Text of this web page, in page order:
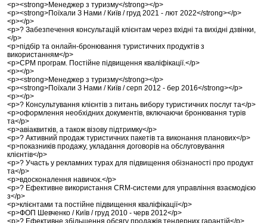
<p><strong>Менеджер з туризму</strong></p>
<p><strong>Поїхали З Нами / Київ / груд 2021 - лют 2022</strong></p>
<p></p>
<p>? Забезпечення консультацій клієнтам через вхідні та вихідні дзвінки,
</p>
<p>підбір та онлайн-бронювання туристичних продуктів з
використанням</p>
<p>СРМ програм. Постійне підвищення кваліфікації.</p>
<p></p>
<p><strong>Менеджер з туризму</strong></p>
<p><strong>Поїхали З Нами / Київ / серп 2012 - бер 2016</strong></p>
<p></p>
<p>? Консультування клієнтів з питань вибору туристичних послуг та</p>
<p>оформлення необхідних документів, включаючи бронювання турів
та</p>
<p>авіаквитків, а також візову підтримку</p>
<p>? Активний продаж туристичних пакетів та виконання планових</p>
<p>показників продажу, укладання договорів на обслуговування
клієнтів</p>
<p>? Участь у рекламних турах для підвищення обізнаності про продукт
та</p>
<p>вдосконалення навичок.</p>
<p>? Ефективне використання CRM-системи для управління взаємодією
з</p>
<p>клієнтами та постійне підвищення кваліфікації</p>
<p>ФОП Шевченко / Київ / груд 2010 - черв 2012</p>